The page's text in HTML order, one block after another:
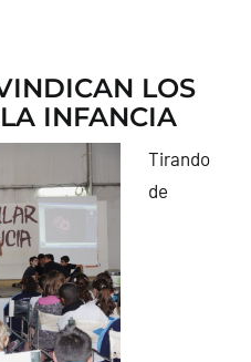
LOS
INFANCIA
Tirando
de